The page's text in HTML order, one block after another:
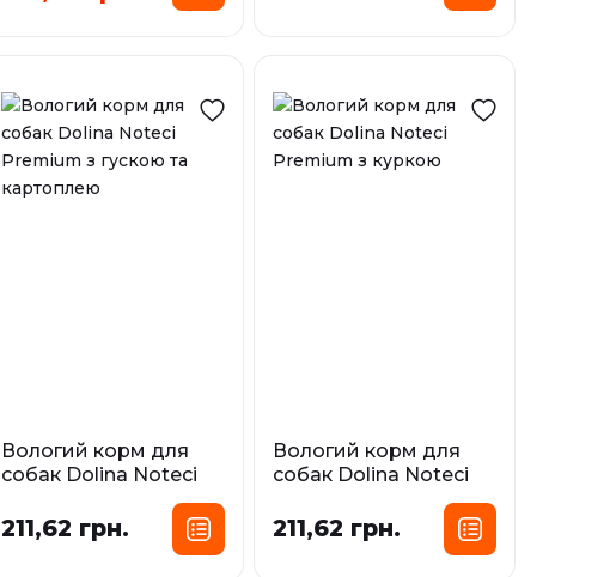
У наявності У наявності
Вологий корм для
собак Dolina Noteci
Premium з гускою та
картоплею
211,62 грн.
Вологий корм для
собак Dolina Noteci
Premium з куркою
Фасування:
211,62 грн.